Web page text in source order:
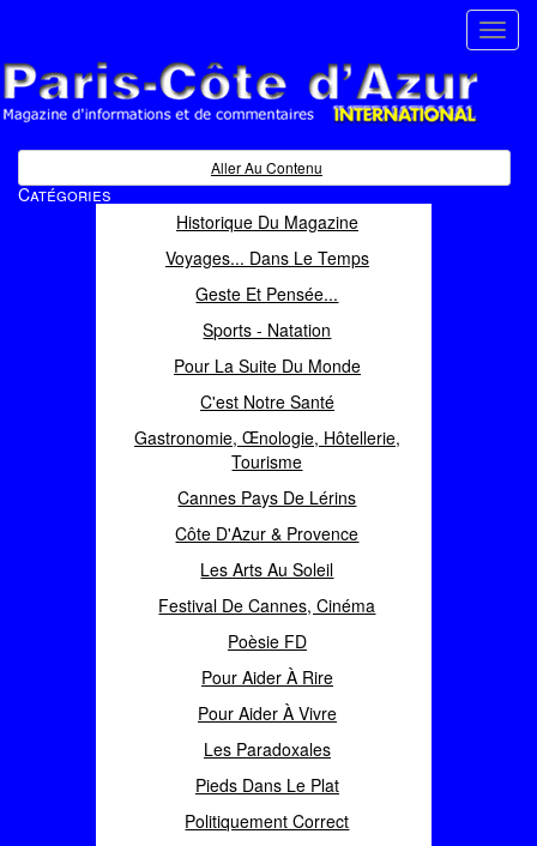
Magazine d'informations et de commentaires
Aller Au Contenu
Catégories
Historique Du Magazine
Voyages... Dans Le Temps
Geste Et Pensée...
Sports - Natation
Pour La Suite Du Monde
C'est Notre Santé
Gastronomie, Œnologie, Hôtellerie,
Tourisme
Cannes Pays De Lérins
Côte D'Azur & Provence
Les Arts Au Soleil
Festival De Cannes, Cinéma
Poèsie FD
Pour Aider À Rire
Pour Aider À Vivre
Les Paradoxales
Pieds Dans Le Plat
Politiquement Correct